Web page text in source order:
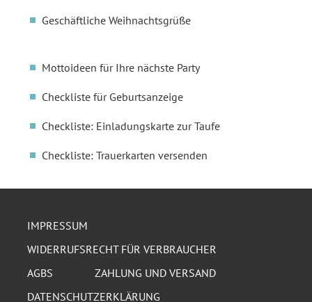
Geschäftliche Weihnachtsgrüße
Mottoideen für Ihre nächste Party
Checkliste für Geburtsanzeige
Checkliste: Einladungskarte zur Taufe
Checkliste: Trauerkarten versenden
IMPRESSUM
WIDERRUFSRECHT FÜR VERBRAUCHER
AGBS
ZAHLUNG UND VERSAND
DATENSCHUTZERKLÄRUNG